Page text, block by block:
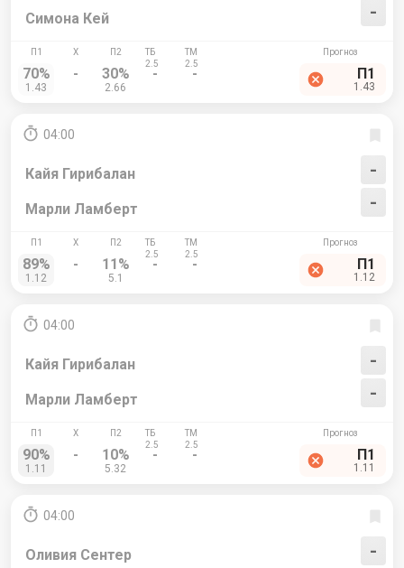
-
Симона Кей
70%
1.43
- 30%
2.66
- - П1
1.43
04:00
Кайя Гирибалан
-
-
Марли Ламберт
89%
1.12
- 11%
5.1
- - П1
1.12
04:00
Кайя Гирибалан
-
-
Марли Ламберт
90%
1.11
- 10%
5.32
- - П1
1.11
04:00
Оливия Сентер
-